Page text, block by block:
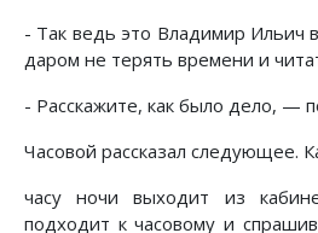
- Так ведь это Владимир Ильич
даром не терять времени и
- Расскажите, как было дело, —
Часовой рассказал следующее.
часу ночи выходит из
подходит к часовому и